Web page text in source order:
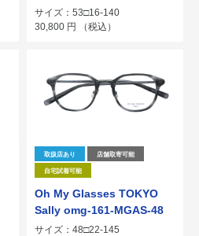
サイズ：53□16-140
30,800 円 （税込）
取扱店あり 店舗取寄可能
自宅試着可能
Oh My Glasses TOKYO
Sally omg-161-MGAS-48
サイズ：48□22-145